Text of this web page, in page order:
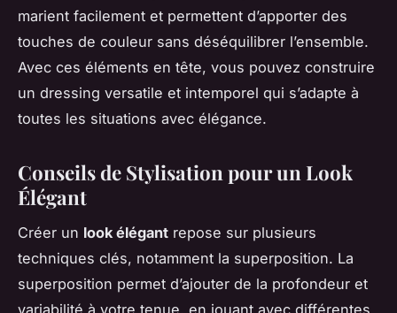
marient facilement et permettent d’apporter des
touches de couleur sans déséquilibrer l’ensemble.
Avec ces éléments en tête, vous pouvez construire
un dressing versatile et intemporel qui s’adapte à
toutes les situations avec élégance.
Conseils de Stylisation pour un Look
Élégant
Créer un look élégant repose sur plusieurs
techniques clés, notamment la superposition. La
superposition permet d’ajouter de la profondeur et